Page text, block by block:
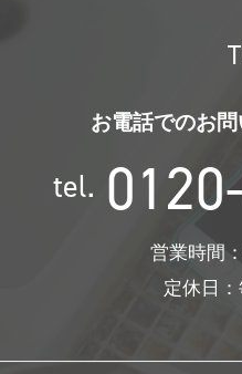
お電話でのお
tel.
営業時間
定休日